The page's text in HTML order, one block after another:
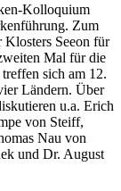
Kolloquium
Zum
Klosters Seeon für
Mal für die
sich am 12.
Ländern. Über
u.a. Erich
von Steiff,
Nau von
und Dr. August